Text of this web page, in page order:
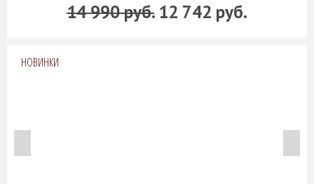
14 990 руб. 12 742 руб.
НОВИНКИ